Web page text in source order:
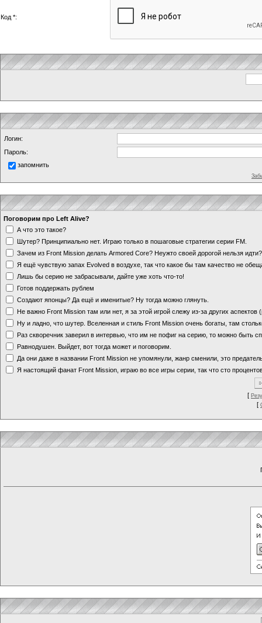
Код *:
Логин:
Пароль:
запомнить
Поговорим про Left Alive?
А что это такое?
Шутер? Принципиально нет. Играю только в пошаговые стратегии серии FM.
Зачем из Front Mission делать Armored Core? Неужто своей дорогой нельзя
Я ещё чувствую запах Evolved в воздухе, так что какое бы там качество не
Лишь бы серию не забрасывали, дайте уже хоть что-то!
Готов поддержать рублем
Создают японцы? Да ещё и именитые? Ну тогда можно глянуть.
Не важно Front Mission там или нет, я за этой игрой слежу из-за других аспектов
Ну и ладно, что шутер. Вселенная и стиль Front Mission очень богаты, там
Раз скворечник заверил в интервью, что им не пофиг на серию, то можно быть
Равнодушен. Выйдет, вот тогда может и поговорим.
Да они даже в названии Front Mission не упомянули, жанр сменили, это
Я настоящий фанат Front Mission, играю во все игры серии, так что сто
[
[